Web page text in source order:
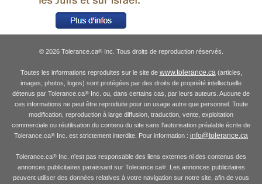
© 2026 Tolerance.ca®Inc. Tous droits de reproduction réservés.
Toutes les informations reproduites sur le site de www.tolerance.ca (articles,
images, photos, logos) sont protégées par des droits de propriété intellectuelle
détenus par Tolerance.ca® Inc. ou, dans certains cas, par leurs auteurs. Aucune de
ces informations ne peut être reproduite pour un usage autre que personnel. Toute
modification, reproduction à large diffusion, traduction, vente, exploitation
commerciale ou réutilisation du contenu du site sans l'autorisation préalable écrite de
Tolerance.ca® Inc. est strictement interdite. Pour information : info@tolerance.ca
Tolerance.ca® Inc. n'est pas responsable des liens externes ni des contenus des
annonces publicitaires paraissant sur Tolerance.ca®. Les annonces publicitaires
peuvent utiliser des données relatives à votre navigation sur notre site, afin de vous